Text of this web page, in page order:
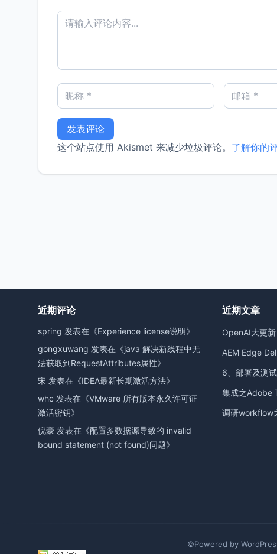
这个站点使用 Akismet 来减少垃圾评论。 了解你的
近期评论
spring 发表在《Experience license说明》
gongxuwang 发表在《java 解决新线程中无
法获取到RequestAttributes属性》
宋 发表在《IDEA最新长期激活方法》
whc 发表在《VMware 所有版本永久许可证
激活密钥》
倪豪 发表在《配置多数据源导致的 invalid
bound statement (not found)问题》
近期文章
OpenAI大更
AEM Edge
6、部署及测
集成之Adobe
调研workflow
©Powered by